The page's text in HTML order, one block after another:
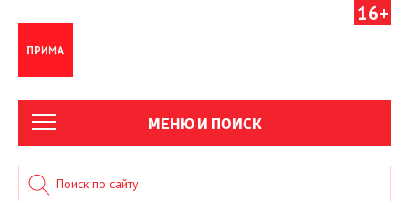
16+
МЕНЮ И ПОИСК